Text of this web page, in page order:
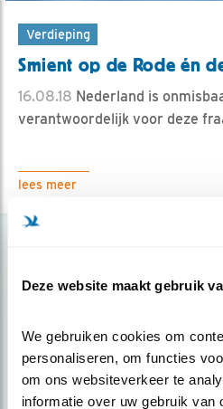
Deze website maakt gebruik
We gebruiken cookies om
personaliseren, om functies
om ons websiteverkeer te
informatie over uw gebruik van
Verdieping
Smient op de Rode én
16.08.18 Nederland is
verantwoordelijk voor deze
lees meer
Op de hoogte blijven?